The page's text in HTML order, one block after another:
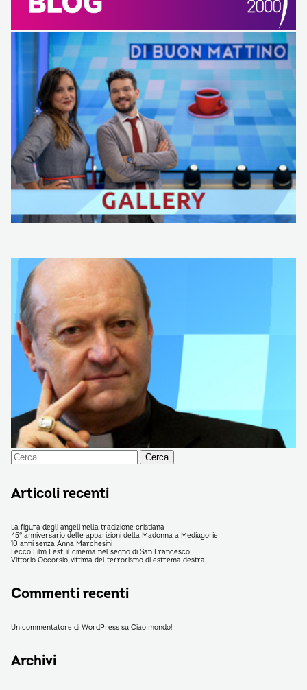
Ricerca
per:
Articoli recenti
La figura degli angeli nella tradizione cristiana
45° anniversario delle apparizioni della Madonna a Medjugorje
10 anni senza Anna Marchesini
Lecco Film Fest, il cinema nel segno di San Francesco
Vittorio Occorsio, vittima del terrorismo di estrema destra
Commenti recenti
Un commentatore di WordPress su Ciao mondo!
Archivi